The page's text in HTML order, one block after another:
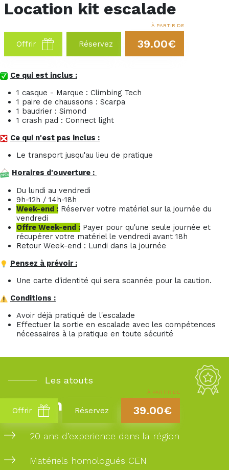
Location kit escalade
Offrir Réservez
À PARTIR DE
39.00€
Ce qui est inclus :
1 casque - Marque : Climbing Tech
1 paire de chaussons : Scarpa
1 baudrier : Simond
1 crash pad : Connect light
Ce qui n'est pas inclus :
Le transport jusqu'au lieu de pratique
Horaires d'ouverture :
Du lundi au vendredi
9h-12h / 14h-18h
Week-end : Réserver votre matériel sur la journée du
vendredi
Offre Week-end : Payer pour qu'une seule journée et
récupérer votre matériel le vendredi avant 18h
Retour Week-end : Lundi dans la journée
Pensez à prévoir :
Une carte d'identité qui sera scannée pour la caution.
Conditions :
Avoir déjà pratiqué de l'escalade
Effectuer la sortie en escalade avec les compétences
nécessaires à la pratique en toute sécurité
Les atouts
Takamaka
20 ans d’experience dans la région
Matériels homologués CEN
Offrir Réservez
À PARTIR DE
39.00€